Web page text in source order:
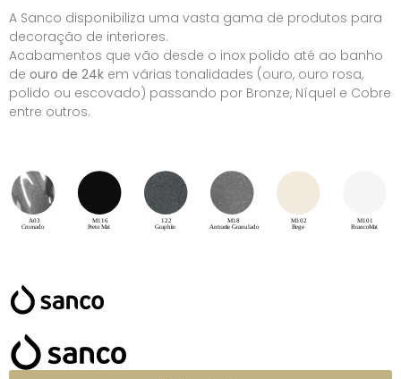
A Sanco disponibiliza uma vasta gama de produtos para
decoração de interiores.
Acabamentos que vão desde o inox polido até ao banho
de ouro de 24k em várias tonalidades (ouro, ouro rosa,
polido ou escovado) passando por Bronze, Níquel e Cobre
entre outros.